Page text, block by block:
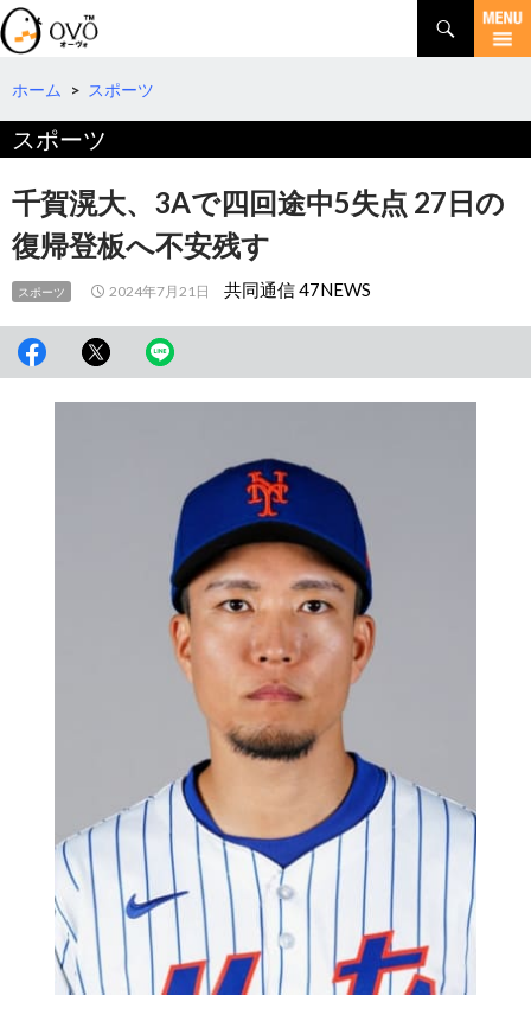
検
索
コ
テ
へ
移
ホーム > スポーツ
スポーツ
千賀滉大、3Aで四回途中5失点 27日の
復帰登板へ不安残す
スポーツ 2024年7月21日 共同通信 47NEWS